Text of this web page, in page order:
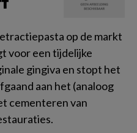
op de markt
voor een tijdelijke
gingiva en stopt het
aan het (analoog
cementeren van